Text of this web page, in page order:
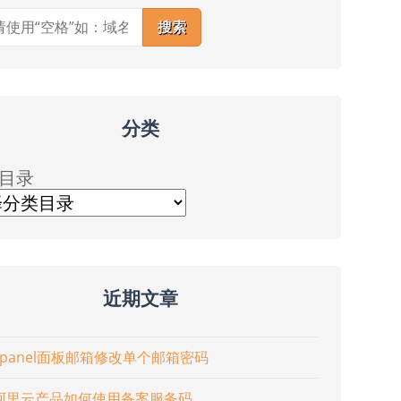
搜索
分类
录
近期文章
面板邮箱修改单个邮箱密码